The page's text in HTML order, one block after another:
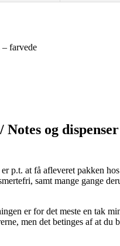
farvede
og dispenser
p.t. at få afleveret pakken
samt mange gange
er for det meste en tak
men det betinges af at du